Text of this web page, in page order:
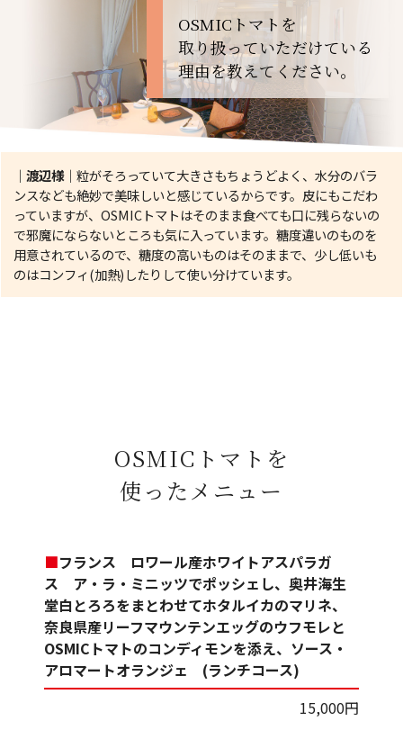
OSMICトマトを
取り扱っていただけている
理由を教えてください。
｜渡辺様｜粒がそろっていて大きさもちょうどよく、水分のバラ
ンスなども絶妙で美味しいと感じているからです。皮にもこだわ
っていますが、OSMICトマトはそのまま食べても口に残らないの
で邪魔にならないところも気に入っています。糖度違いのものを
用意されているので、糖度の高いものはそのままで、少し低いも
のはコンフィ(加熱)したりして使い分けています。
OSMICトマトを
使ったメニュー
■フランス ロワール産ホワイトアスパラガ
ス ア・ラ・ミニッツでポッシェし、奥井海生
堂白とろろをまとわせてホタルイカのマリネ、
奈良県産リーフマウンテンエッグのウフモレと
OSMICトマトのコンディモンを添え、ソース・
アロマートオランジェ (ランチコース)
15,000円